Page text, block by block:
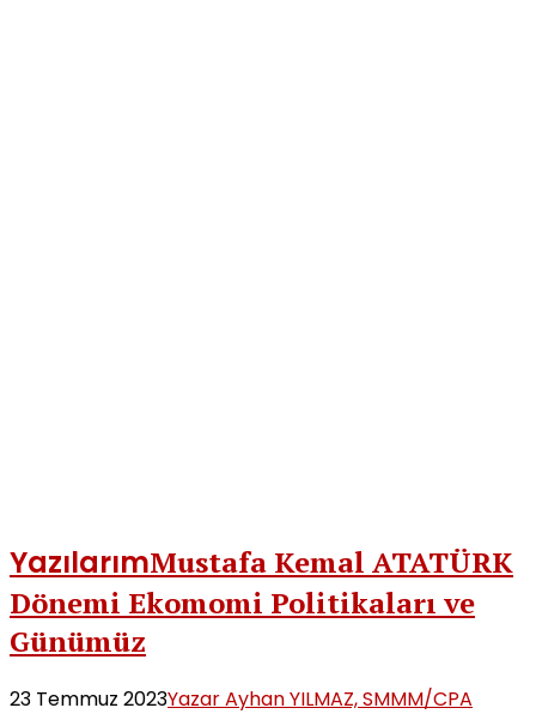
YazılarımMustafa Kemal ATATÜRK
Dönemi Ekomomi Politikaları ve
Günümüz
23 Temmuz 2023Yazar Ayhan YILMAZ, SMMM/CPA